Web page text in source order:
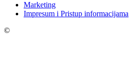
Marketing
Impresum i Pristup informacijama
©